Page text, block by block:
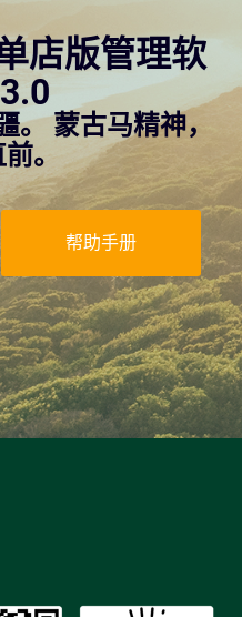
店版管理软
。 蒙古马精神，
。
帮助手册